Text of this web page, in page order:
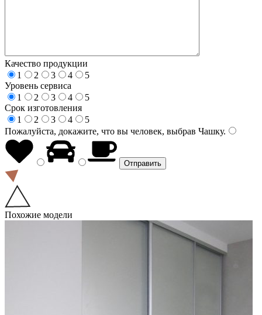
Качество продукции
1
2 3 4
5
Уровень сервиса
1
2 3 4
5
Срок изготовления
1
2 3 4
5
Пожалуйста, докажите, что вы человек, выбрав Чашку.
Похожие модели